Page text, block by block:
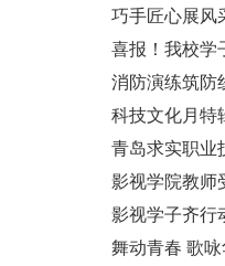
巧手匠心展风
喜报！我校学
消防演练筑防
科技文化月特
青岛求实职业
影视学院教师
影视学子齐行
舞动青春 歌